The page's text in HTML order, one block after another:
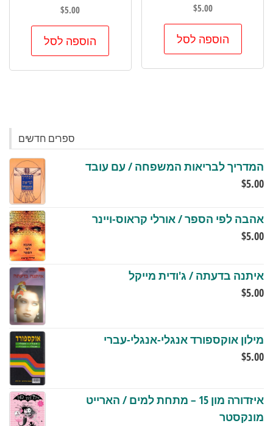
$5.00
הוספה לסל
$5.00
הוספה לסל
ספרים חדשים
המדריך לבריאות המשפחה / עם עובד
$5.00
אהבה לפי הספר / אורלי קראוס-ויינר
$5.00
איתנה בדעתה / ג'ודית מייקל
$5.00
מילון אוקספורד אנגלי-אנגלי-עברי
$5.00
איזדורה מון 15 – מתחת למים / הארייט
מונקסטר